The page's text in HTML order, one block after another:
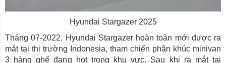
Hyundai Stargazer 2025
Tháng 07-2022, Hyundai Stargazer hoàn toàn mới được ra
mắt tại thị trường Indonesia, tham chiến phân khúc minivan
3 hàng ghế đang hot trong khu vực. Sau khi ra mắt tại